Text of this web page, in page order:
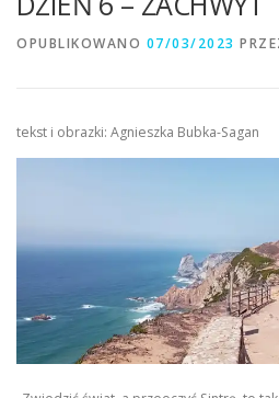
OPUBLIKOWANO 07/03/2023
tekst i obrazki: Agnieszka Bubka-Sagan